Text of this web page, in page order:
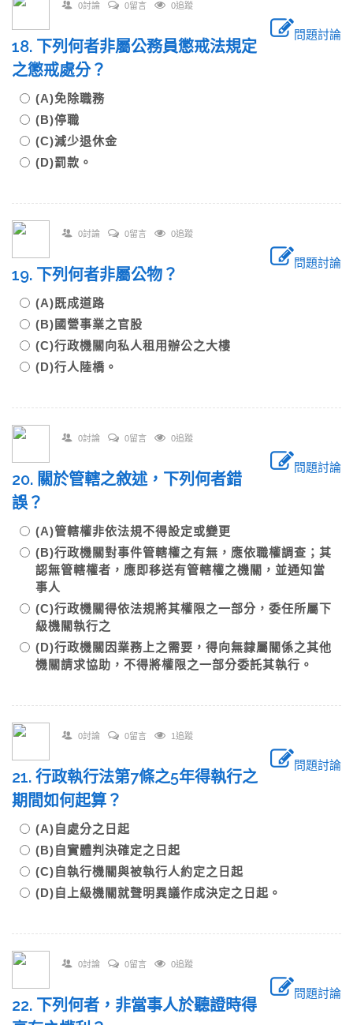
0討論 0留言 0追蹤
問題討論
18. 下列何者非屬公務員懲戒法規定
之懲戒處分？
(A)免除職務
(B)停職
(C)減少退休金
(D)罰款。
0討論 0留言 0追蹤
問題討論
19. 下列何者非屬公物？
(A)既成道路
(B)國營事業之官股
(C)行政機關向私人租用辦公之大樓
(D)行人陸橋。
0討論 0留言 0追蹤
問題討論
20. 關於管轄之敘述，下列何者錯
誤？
(A)管轄權非依法規不得設定或變更
(B)行政機關對事件管轄權之有無，應依職權調查；其
認無管轄權者，應即移送有管轄權之機關，並通知當
事人
(C)行政機關得依法規將其權限之一部分，委任所屬下
級機關執行之
(D)行政機關因業務上之需要，得向無隸屬關係之其他
機關請求協助，不得將權限之一部分委託其執行。
0討論 0留言 1追蹤
問題討論
21. 行政執行法第7條之5年得執行之
期間如何起算？
(A)自處分之日起
(B)自實體判決確定之日起
(C)自執行機關與被執行人約定之日起
(D)自上級機關就聲明異議作成決定之日起。
0討論 0留言 0追蹤
問題討論
22. 下列何者，非當事人於聽證時得